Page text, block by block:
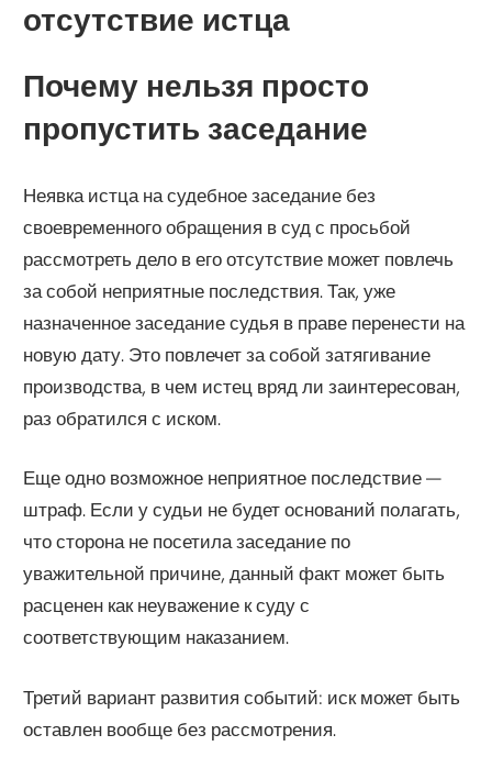
отсутствие истца
Почему нельзя просто
пропустить заседание
Неявка истца на судебное заседание без
своевременного обращения в суд с просьбой
рассмотреть дело в его отсутствие может повлечь
за собой неприятные последствия. Так, уже
назначенное заседание судья в праве перенести на
новую дату. Это повлечет за собой затягивание
производства, в чем истец вряд ли заинтересован,
раз обратился с иском.
Еще одно возможное неприятное последствие —
штраф. Если у судьи не будет оснований полагать,
что сторона не посетила заседание по
уважительной причине, данный факт может быть
расценен как неуважение к суду с
соответствующим наказанием.
Третий вариант развития событий: иск может быть
оставлен вообще без рассмотрения.